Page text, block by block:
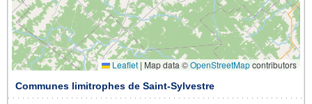
Leaflet | Map data ©OpenStreetMapcontributors
Communes limitrophes de Saint-Sylvestre